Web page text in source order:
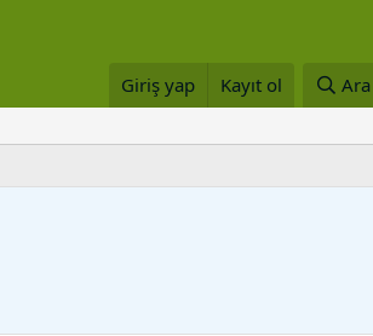
Giriş yap Kayıt ol Ara